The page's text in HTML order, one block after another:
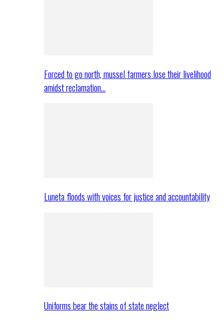
Forced to go north, mussel farmers lose their livelihood
amidst reclamation…
Luneta floods with voices for justice and accountability
Uniforms bear the stains of state neglect